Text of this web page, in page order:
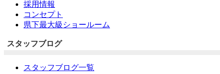
採用情報
コンセプト
県下最大級ショールーム
スタッフブログ
スタッフブログ一覧